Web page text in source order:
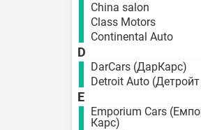
China salon
Class Motors
Continental Auto
D
DarCars (ДарКарс)
Detroit Auto
E
Emporium Cars
Карс)